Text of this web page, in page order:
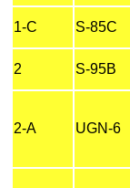
1-C S-85C
2 S-95B
2-A UGN-6